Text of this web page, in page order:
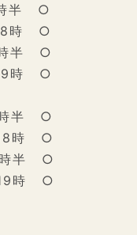
時半 ○
18時 ○
時半 ○
19時 ○
時半 ○
18時 ○
時半 ○
19時 ○